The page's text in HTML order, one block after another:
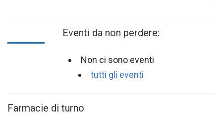
Eventi da non perdere:
Non ci sono eventi
tutti gli eventi
Farmacie di turno